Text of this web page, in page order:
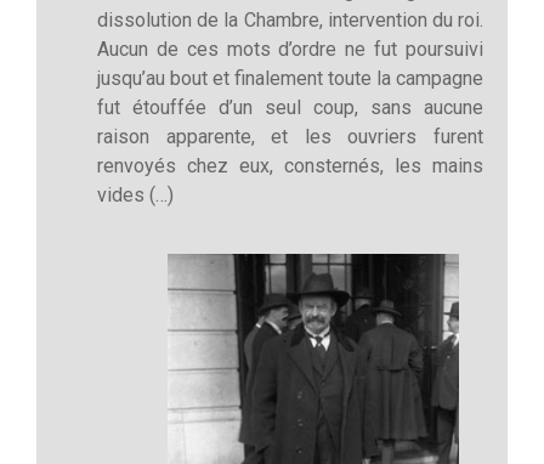
dissolution de la Chambre, intervention du roi.
Aucun de ces mots d’ordre ne fut poursuivi
jusqu’au bout et finalement toute la campagne
fut étouffée d’un seul coup, sans aucune
raison apparente, et les ouvriers furent
renvoyés chez eux, consternés, les mains
vides (…)